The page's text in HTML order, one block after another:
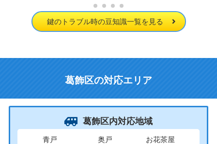
鍵のトラブル時の豆知識一覧を見る
葛飾区の対応エリア
葛飾区内対応地域
青戸 奥戸
お花茶屋